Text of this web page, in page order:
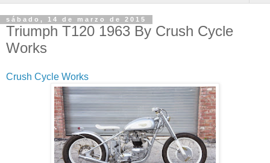
sábado, 14 de marzo de 2015
Triumph T120 1963 By Crush Cycle
Works
Crush Cycle Works